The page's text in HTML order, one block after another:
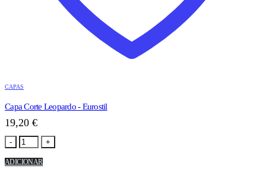
CAPAS
Capa Corte Leopardo - Eurostil
19,20 €
- +
ADICIONAR